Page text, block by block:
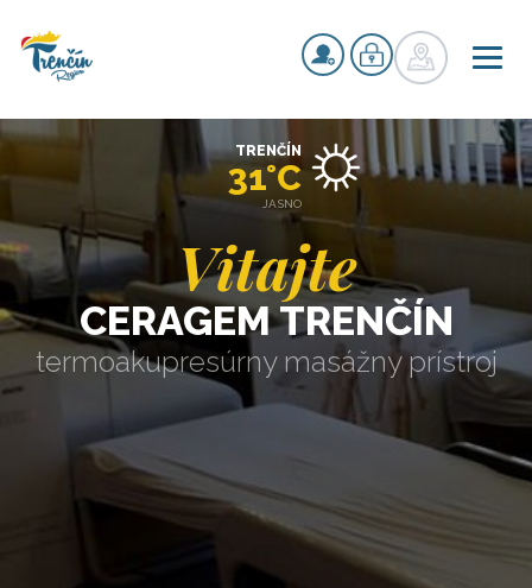
Vitajte
CERAGEM TRENČÍN
termoakupresúrny masážny prístroj
TRENČÍN
31°C
JASNO